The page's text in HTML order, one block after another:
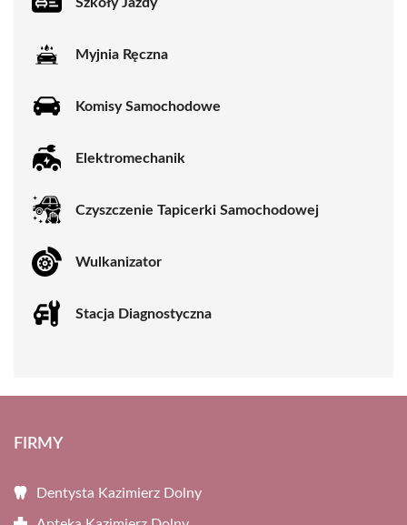
Myjnia Ręczna
Komisy Samochodowe
Elektromechanik
Czyszczenie Tapicerki Samochodowej
Wulkanizator
Stacja Diagnostyczna
FIRMY
Dentysta Kazimierz Dolny